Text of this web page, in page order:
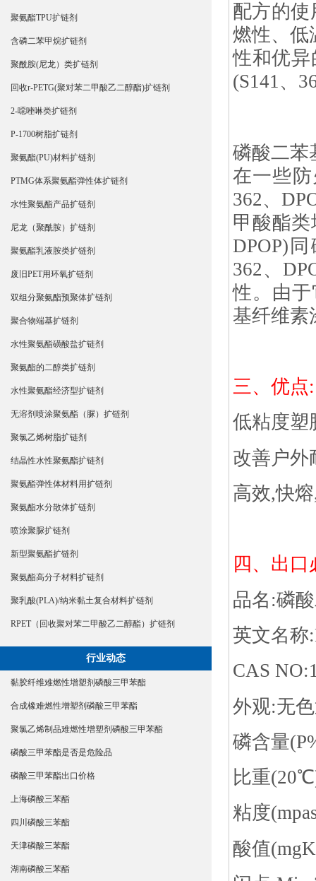
配方的
燃性、低
性和优
(S141、
磷酸二苯
在一些
362、
甲酸酯类
DPOP)
362、
性。由
基纤维素
三、优点:
低粘度塑
改善户外
高效,快
四、出
品名:磷
英文名称
CAS
外观:无
磷含量
比重
粘度
酸值
聚氨酯TPU扩链剂
含磷二苯甲烷扩链剂
聚酰胺(尼龙）类扩链剂
回收r-PETG(聚对苯二甲酸乙二醇酯)扩链剂
2-噁唑啉类扩链剂
P-1700树脂扩链剂
聚氨酯(PU)材料扩链剂
PTMG体系聚氨酯弹性体扩链剂
水性聚氨酯产品扩链剂
尼龙（聚酰胺）扩链剂
聚氨酯乳液胺类扩链剂
废旧PET用环氧扩链剂
双组分聚氨酯预聚体扩链剂
聚合物端基扩链剂
水性聚氨酯磺酸盐扩链剂
聚氨酯的二醇类扩链剂
水性聚氨酯经济型扩链剂
无溶剂喷涂聚氨酯（脲）扩链剂
聚氯乙烯树脂扩链剂
结晶性水性聚氨酯扩链剂
聚氨酯弹性体材料用扩链剂
聚氨酯水分散体扩链剂
喷涂聚脲扩链剂
新型聚氨酯扩链剂
聚氨酯高分子材料扩链剂
聚乳酸(PLA)/纳米黏土复合材料扩链剂
RPET（回收聚对苯二甲酸乙二醇酯）扩链剂
行业动态
黏胶纤维难燃性增塑剂磷酸三甲苯酯
合成橡难燃性增塑剂磷酸三甲苯酯
聚氯乙烯制品难燃性增塑剂磷酸三甲苯酯
磷酸三甲苯酯是否是危险品
磷酸三甲苯酯出口价格
上海磷酸三苯酯
四川磷酸三苯酯
天津磷酸三苯酯
湖南磷酸三苯酯